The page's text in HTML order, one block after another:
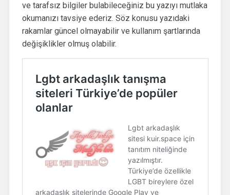
ve tarafsız bilgiler bulabileceğiniz bu yazıyı mutlaka
okumanızı tavsiye ederiz. Söz konusu yazıdaki
rakamlar güncel olmayabilir ve kullanım şartlarında
değişiklikler olmuş olabilir.